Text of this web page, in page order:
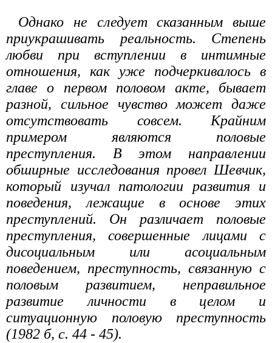
Однако не следует сказанным выше
приукрашивать реальность. Степень
любви при вступлении в интимные
отношения, как уже подчеркивалось в
главе о первом половом акте, бывает
разной, сильное чувство может даже
отсутствовать совсем. Крайним
примером являются половые
преступления. В этом направлении
обширные исследования провел Шевчик,
который изучал патологии развития и
поведения, лежащие в основе этих
преступлений. Он различает половые
преступления, совершенные лицами с
дисоциальным или асоциальным
поведением, преступность, связанную с
половым развитием, неправильное
развитие личности в целом и
ситуационную половую преступность
(1982 б, с. 44 - 45).